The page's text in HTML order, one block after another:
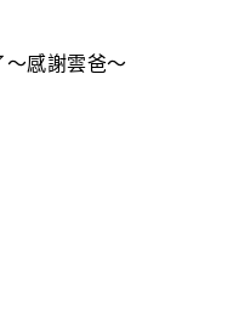
～感謝雲爸～